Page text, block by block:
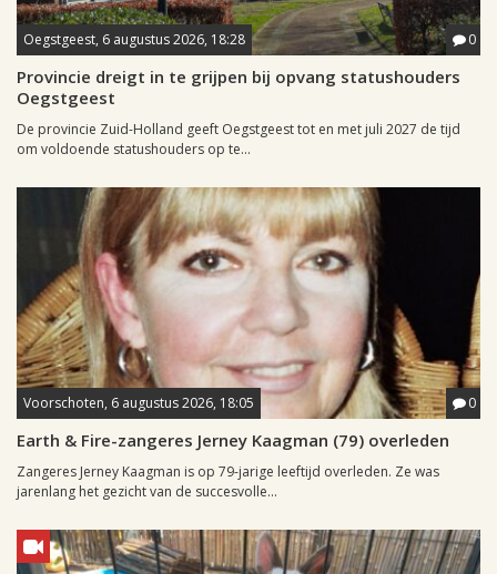
Oegstgeest, 6 augustus 2026, 18:28 0
Provincie dreigt in te grijpen bij opvang statushouders
Oegstgeest
De provincie Zuid-Holland geeft Oegstgeest tot en met juli 2027 de tijd
om voldoende statushouders op te...
Voorschoten, 6 augustus 2026, 18:05 0
Earth & Fire-zangeres Jerney Kaagman (79) overleden
Zangeres Jerney Kaagman is op 79-jarige leeftijd overleden. Ze was
jarenlang het gezicht van de succesvolle...